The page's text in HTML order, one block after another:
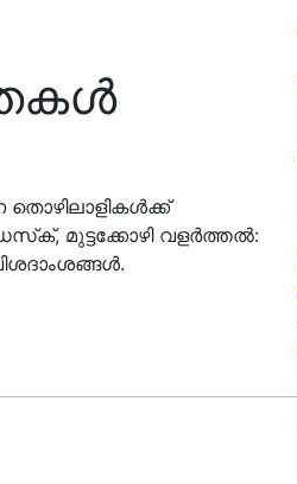
മുട്ടക്കോഴി വളര്‍ത്തല്‍: